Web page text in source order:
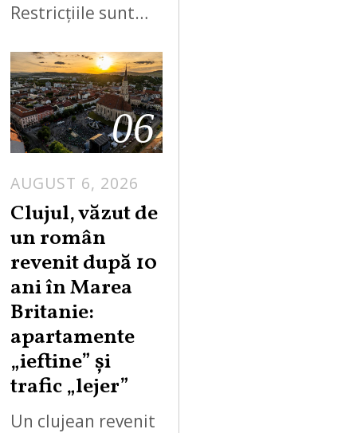
Restricțiile sunt…
06
AUGUST 6, 2026
Clujul, văzut de
un român
revenit după 10
ani în Marea
Britanie:
apartamente
„ieftine” și
trafic „lejer”
Un clujean revenit